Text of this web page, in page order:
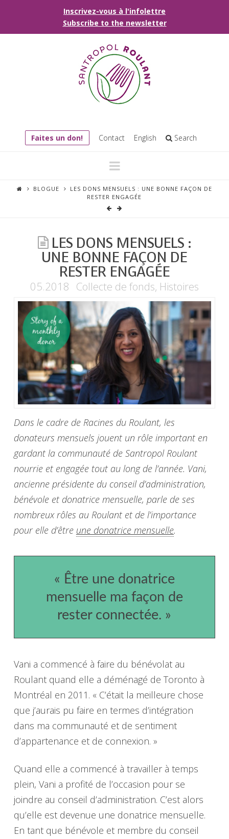
Inscrivez-vous à l'infolettre
Subscribe to the newsletter
Faites un don! Contact English Search
Navigation
BLOGUE
LES DONS MENSUELS : UNE BONNE FAÇON DE
RESTER ENGAGÉE
LES DONS MENSUELS :
UNE BONNE FAÇON DE
RESTER ENGAGÉE
05.2018 Collecte de fonds, Histoires
Dans le cadre de Racines du Roulant, les
donateurs mensuels jouent un rôle important en
gardant la communauté de Santropol Roulant
nourrie et engagée tout au long de l’année. Vani,
ancienne présidente du conseil d’administration,
bénévole et donatrice mensuelle, parle de ses
nombreux rôles au Roulant et de l’importance
pour elle d’être une donatrice mensuelle.
« Être une donatrice
mensuelle ma façon de
rester connectée. »
Vani a commencé à faire du bénévolat au
Roulant quand elle a déménagé de Toronto à
Montréal en 2011. « C’était la meilleure chose
que j’aurais pu faire en termes d’intégration
dans ma communauté et de sentiment
d’appartenance et de connexion. »
Quand elle a commencé à travailler à temps
plein, Vani a profité de l’occasion pour se
joindre au conseil d’administration. C’est alors
qu’elle est devenue une donatrice mensuelle.
En tant que bénévole et membre du conseil